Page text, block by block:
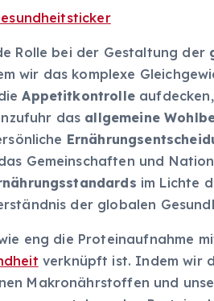
Rolle bei der Gestaltung der
wir das komplexe
Appetitkontrolle
das allgemeine
Gemeinschaften und
im Lichte
der globalen
eng die Proteinaufnahme
verknüpft ist. Indem wir
Makronährstoffen und